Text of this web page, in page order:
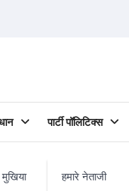
मुखिया
पार्टी पॉलिटिक्स
हमारे नेताजी